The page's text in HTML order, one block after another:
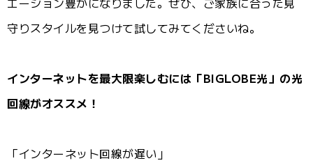
守りスタイルを見つけて試してみてくださいね。
インターネットを最大限楽しむには「BIGLOBE光」の光
回線がオススメ！
「インターネット回線が遅い」